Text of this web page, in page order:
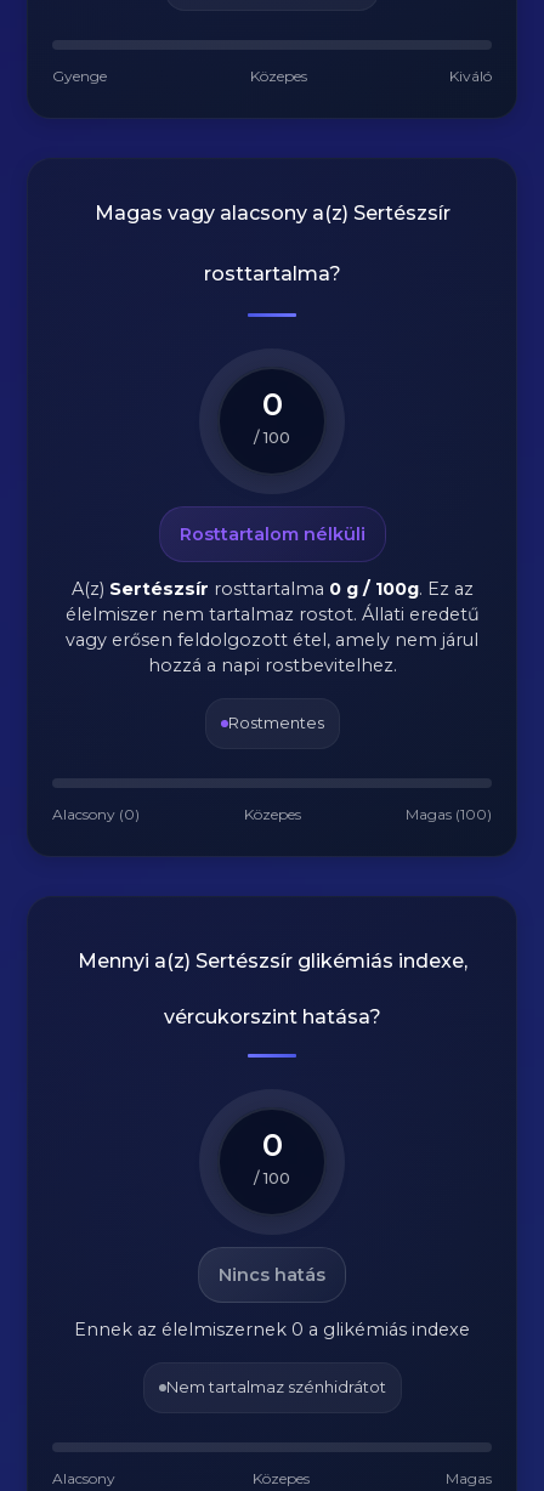
Gyenge Közepes Kiváló
Magas vagy alacsony a(z) Sertészsír
rosttartalma?
0
/ 100
Rosttartalom nélküli
A(z) Sertészsír rosttartalma 0 g / 100g. Ez az
élelmiszer nem tartalmaz rostot. Állati eredetű
vagy erősen feldolgozott étel, amely nem járul
hozzá a napi rostbevitelhez.
Rostmentes
Alacsony (0) Közepes Magas (100)
Mennyi a(z) Sertészsírglikémiás indexe,
vércukorszint hatása?
0
/ 100
Nincs hatás
Ennek az élelmiszernek 0 a glikémiás indexe
Nem tartalmaz szénhidrátot
Alacsony Közepes Magas